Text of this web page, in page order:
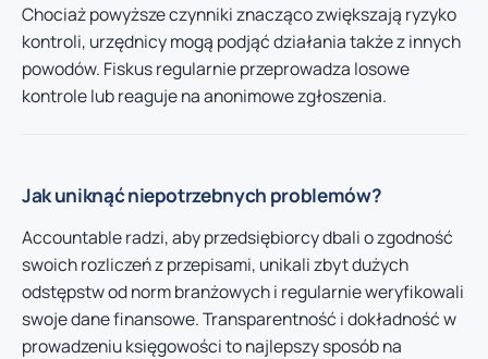
Chociaż powyższe czynniki znacząco zwiększają ryzyko
kontroli, urzędnicy mogą podjąć działania także z innych
powodów. Fiskus regularnie przeprowadza losowe
kontrole lub reaguje na anonimowe zgłoszenia.
Jak uniknąć niepotrzebnych problemów?
Accountable radzi, aby przedsiębiorcy dbali o zgodność
swoich rozliczeń z przepisami, unikali zbyt dużych
odstępstw od norm branżowych i regularnie weryfikowali
swoje dane finansowe. Transparentność i dokładność w
prowadzeniu księgowości to najlepszy sposób na